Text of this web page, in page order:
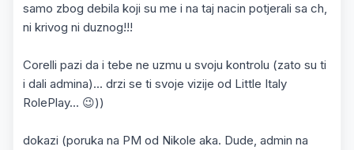
samo zbog debila koji su me i na taj nacin potjerali sa ch,
ni krivog ni duznog!!!
Corelli pazi da i tebe ne uzmu u svoju kontrolu (zato su ti
i dali admina)... drzi se ti svoje vizije od Little Italy
RolePlay... 😉))
dokazi (poruka na PM od Nikole aka. Dude, admin na